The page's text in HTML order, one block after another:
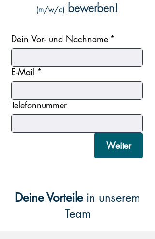
(m/w/d) bewerben!
Dein Vor- und Nachname *
E-Mail *
Telefonnummer
Weiter
Deine Vorteilein unserem
Team